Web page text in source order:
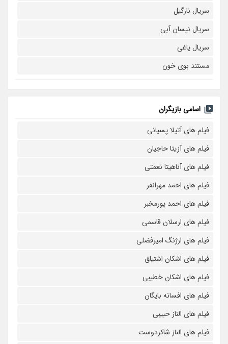
سریال نارگیل
سریال نیسان آبی
سریال یاغی
مستند بوی خون
اسامی بازیگران
فیلم های آتیلا پسیانی
فیلم های آزیتا حاجیان
فیلم های آناهیتا نعمتی
فیلم های احمد مهرانفر
فیلم های احمد پورمخبر
فیلم های ارسلان قاسمی
فیلم های ارژنگ امیرفضلی
فیلم های اشکان اشتیاق
فیلم های اشکان خطیبی
فیلم های افسانه بایگان
فیلم های الناز حبیبی
فیلم های الناز شاکردوست